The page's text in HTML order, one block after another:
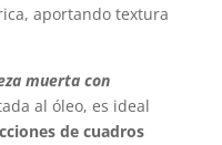
aportando textura
muerta con
al óleo, es ideal
de cuadros